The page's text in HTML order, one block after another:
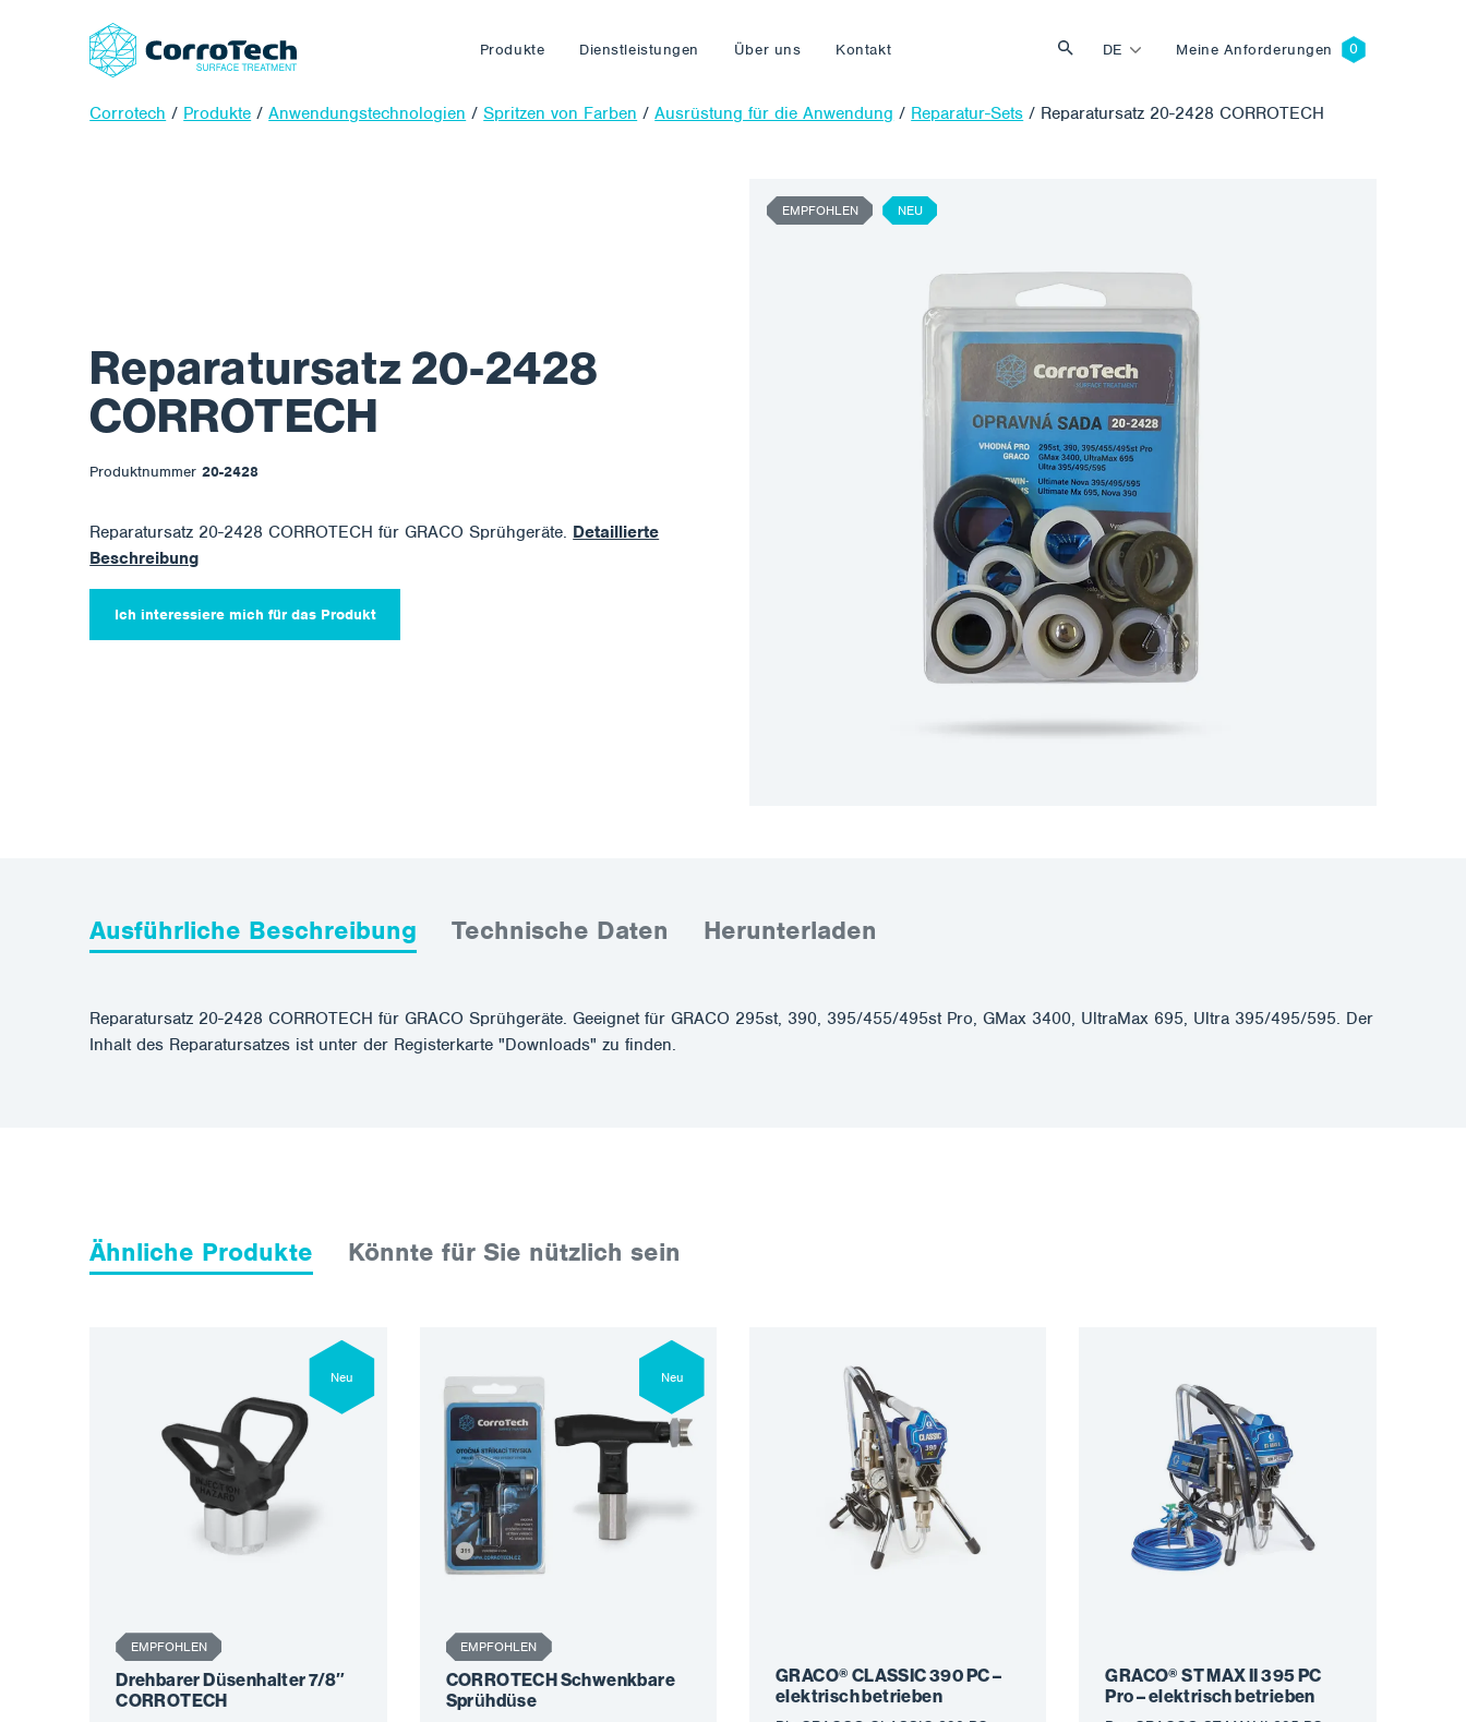
Produkte Dienstleistungen Über uns Kontakt DE Meine Anforderungen
Corrotech / Produkte /Anwendungstechnologien /Spritzen von Farben /Ausrüstung für die Anwendung / Reparatur-Sets / Reparatursatz 20-2428 CORROTECH
Reparatursatz 20-2428
CORROTECH
Produktnummer 20-2428
Reparatursatz 20-2428 CORROTECH für GRACO Sprühgeräte. Detaillierte
Beschreibung
Ich interessiere mich für das Produkt
EMPFOHLEN NEU
Ausführliche Beschreibung Technische Daten Herunterladen
Reparatursatz 20-2428 CORROTECH für GRACO Sprühgeräte. Geeignet für GRACO 295st, 390, 395/455/495st Pro, GMax 3400, UltraMax 695, Ultra 395/495/595. Der
Inhalt des Reparatursatzes ist unter der Registerkarte "Downloads" zu finden.
Ähnliche Produkte Könnte für Sie nützlich sein
EMPFOHLEN
Neu
Drehbarer Düsenhalter 7/8″
CORROTECH
EMPFOHLEN
Neu
CORROTECH Schwenkbare
Sprühdüse
GRACO® CLASSIC 390 PC –
elektrisch betrieben
GRACO® ST MAX II 395 PC
Pro – elektrisch betrieben